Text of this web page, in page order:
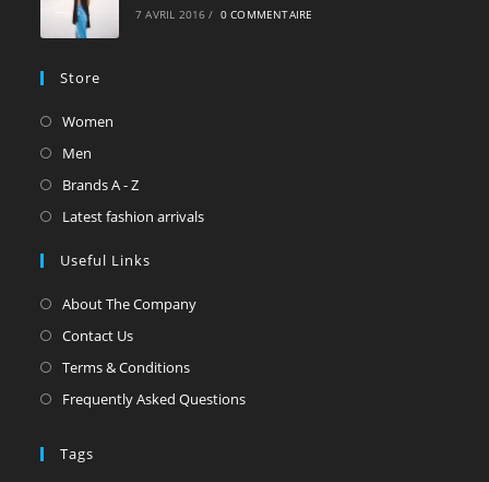
7 AVRIL 2016 / 0 COMMENTAIRE
Store
Women
onglet
Men
dans
onglet
Brands A - ZS’ouvre
dans
nouvel
Latest fashion arrivalsS’ouvre
Useful Links
About The Company
Contact Us
Terms & Conditions
Frequently Asked Questions
Tags